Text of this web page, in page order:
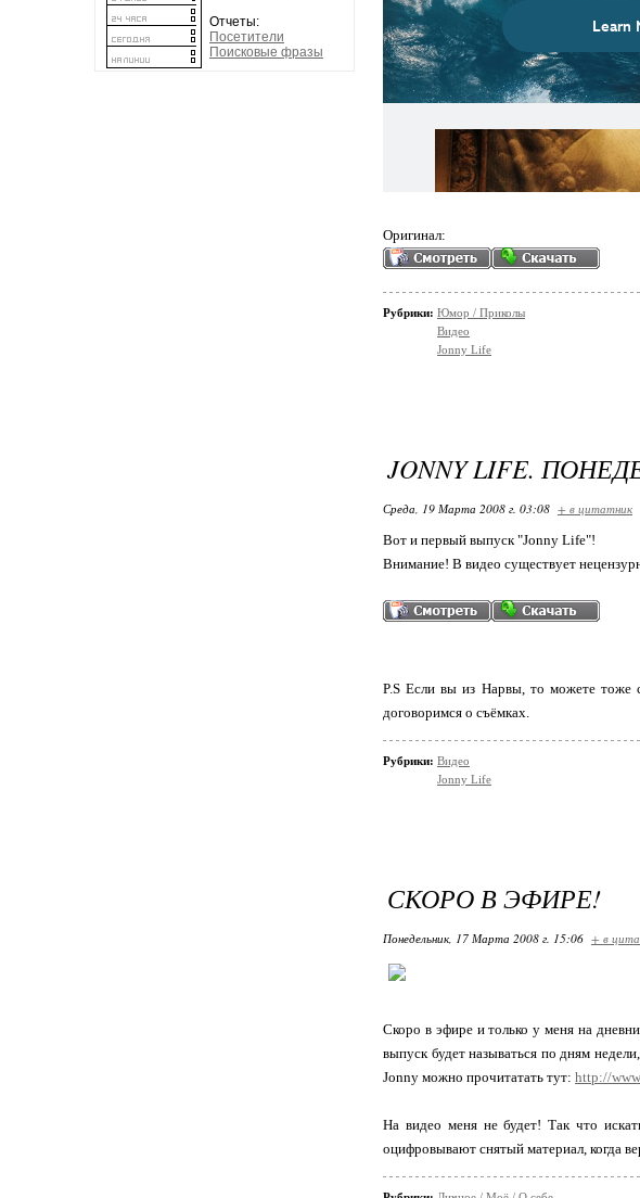
Отчеты:
Посетители
Поисковые фразы
Оригинал:
Рубрики: Юмор / Приколы
Видео
Jonny Life
JONNY LIFE.
Среда, 19 Марта 2008 г. 03:08 + в цитатник
Вот и первый выпуск "Jonny Life"!
Внимание! В видео существует
P.S Если вы из Нарвы, то можете тоже
договоримся о съёмках.
Рубрики: Видео
Jonny Life
СКОРО В ЭФИРЕ!
Понедельник, 17 Марта 2008 г. 15:06 + в
Скоро в эфире и только у меня на
выпуск будет называться по дням
Jonny можно прочитатать тут: http://
На видео меня не будет! Так что
оцифровывают снятый материал, когда